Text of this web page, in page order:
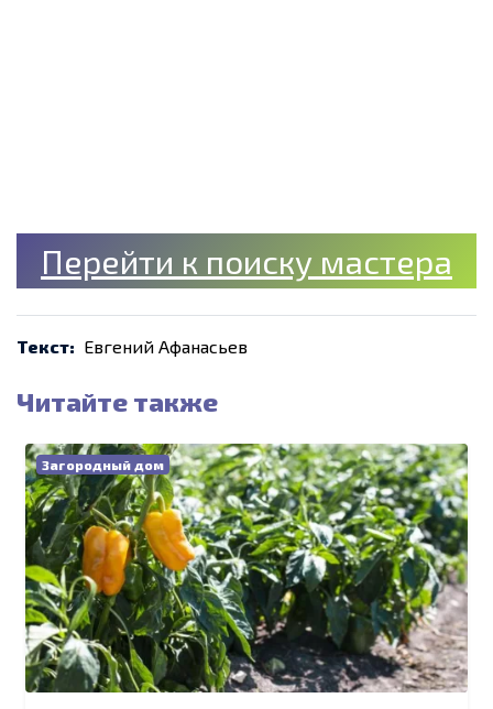
Перейти к поиску мастера
Текст: Евгений Афанасьев
Читайте также
Загородный дом